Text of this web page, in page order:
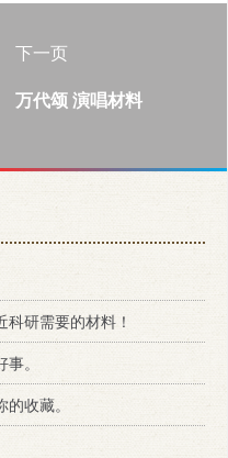
下一页
万代颂 演唱材料
科研需要的材料！
。
收藏。